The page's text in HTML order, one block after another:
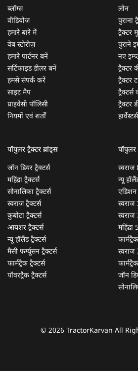
ब्लॉग्स
वीडियोज
हमारे बारे में
वेब स्टोरीज़
हमारे पार्टनर बनें
सर्टिफाइड डीलर बनें
हमसे संपर्क करें
साइट मैप
प्राइवेसी पॉलिसी
नियमों एवं शर्तों
लोन
पुराना
ट्रैक्टर
पुराने
नए
ट्रैक्टर
ट्रैक्टर
ट्रैक्टर
हार्वेस्टर्स
पॉपुलर ट्रैक्टर ब्रांड्स
जॉन डियर ट्रैक्टर्स
महिंद्रा ट्रैक्टर्स
सोनालिका ट्रैक्टर्स
स्वराज ट्रैक्टर्स
कुबोटा ट्रैक्टर्स
आयशर ट्रैक्टर्स
न्यू हॉलैंड ट्रैक्टर्स
मैसी फर्ग्यूसन ट्रैक्टर्स
फार्मट्रैक ट्रैक्टर्स
पॉवरट्रैक ट्रैक्टर्स
पॉपुलर
स्वराज
न्यू
एडिशन
स्वराज
स्वराज
स्वराज
जॉन
© 2026 TractorKarvan All